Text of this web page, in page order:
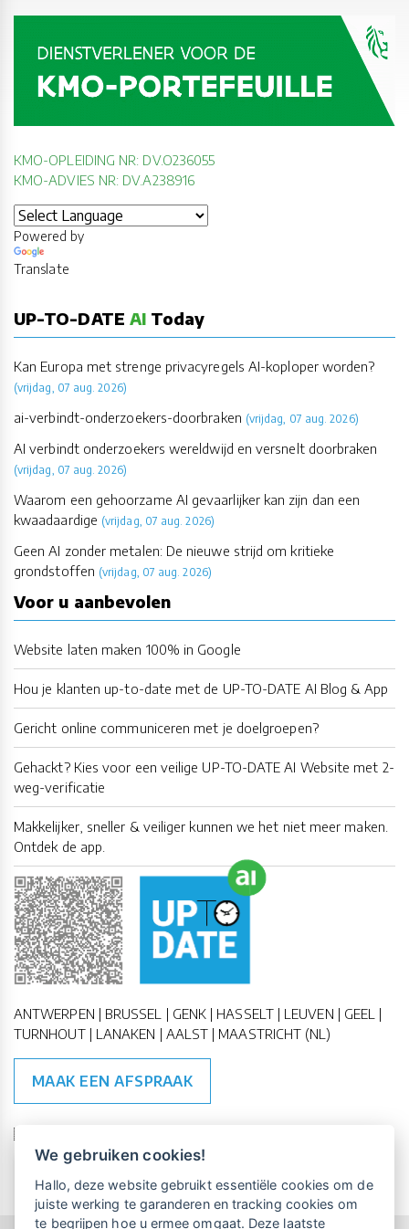
KMO-OPLEIDING NR: DV.O236055
KMO-ADVIES NR: DV.A238916
Powered by
Translate
UP-TO-DATE AI Today
Kan Europa met strenge privacyregels AI-koploper worden?
(vrijdag, 07 aug. 2026)
ai-verbindt-onderzoekers-doorbraken (vrijdag, 07 aug. 2026)
AI verbindt onderzoekers wereldwijd en versnelt doorbraken
(vrijdag, 07 aug. 2026)
Waarom een gehoorzame AI gevaarlijker kan zijn dan een
kwaadaardige (vrijdag, 07 aug. 2026)
Geen AI zonder metalen: De nieuwe strijd om kritieke
grondstoffen (vrijdag, 07 aug. 2026)
Voor u aanbevolen
Website laten maken 100% in Google
Hou je klanten up-to-date met de UP-TO-DATE AI Blog & App
Gericht online communiceren met je doelgroepen?
Gehackt? Kies voor een veilige UP-TO-DATE AI Website met 2-
weg-verificatie
Makkelijker, sneller & veiliger kunnen we het niet meer maken.
Ontdek de app.
ANTWERPEN | BRUSSEL | GENK | HASSELT | LEUVEN | GEEL |
TURNHOUT | LANAKEN | AALST | MAASTRICHT (NL)
MAAK EEN AFSPRAAK
🇪🇺 🇧🇪
We gebruiken cookies!
Hallo, deze website gebruikt essentiële cookies om de
juiste werking te garanderen en tracking cookies om
te begrijpen hoe u ermee omgaat. Deze laatste
Vrijblijvende kennismaking?Boek
een persoonlijke demo.